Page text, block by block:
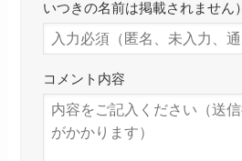
いつきの名前は掲載されません）
コメント内容